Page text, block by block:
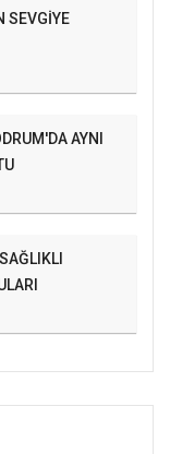
SEVGİYE
AYNI